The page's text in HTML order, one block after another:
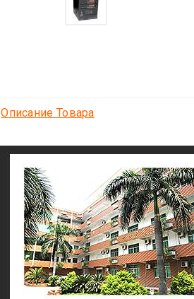
Описание Товара